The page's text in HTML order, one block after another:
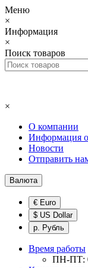
Меню
×
Информация
×
Поиск товаров
×
О компании
Информация о
Новости
Отправить
Валюта
€ Euro
$ US Dollar
р. Рубль
Время работы
ПН-ПТ: